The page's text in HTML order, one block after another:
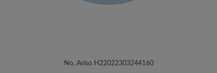
No. Aviso H22022303244160